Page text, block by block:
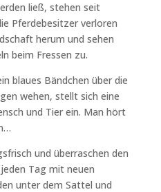
ließ, stehen seit
Pferdebesitzer verloren
herum und sehen
beim Fressen zu.
blaues Bändchen über die
wehen, stellt sich eine
und Tier ein. Man hört
und überraschen den
Tag mit neuen
unter dem Sattel und